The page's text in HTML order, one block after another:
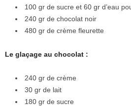
100 gr de sucre et 60 gr d’eau
240 gr de chocolat noir
480 gr de crème fleurette
Le glaçage au chocolat :
240 gr de crème
30 gr de lait
180 gr de sucre